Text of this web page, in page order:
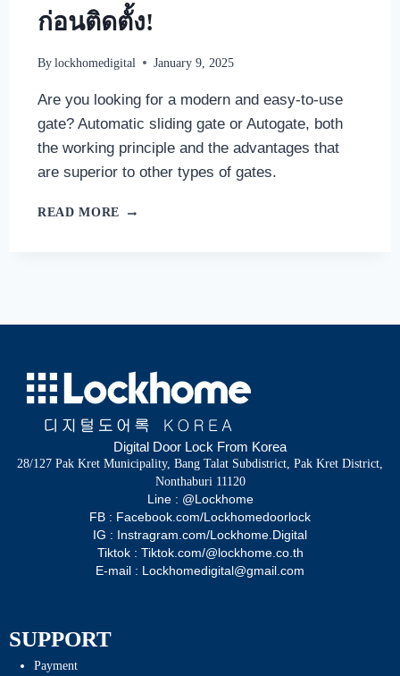
ก่อนติดตั้ง!
By lockhomedigital January 9, 2025
Are you looking for a modern and easy-to-use
gate? Automatic sliding gate or Autogate, both
the working principle and the advantages that
are superior to other types of gates.
READ MORE
Digital Door Lock From Korea
28/127 Pak Kret Municipality, Bang Talat Subdistrict, Pak Kret District,
Nonthaburi 11120
Line : @Lockhome
FB : Facebook.com/Lockhomedoorlock
IG : Instragram.com/Lockhome.Digital
Tiktok : Tiktok.com/@lockhome.co.th
E-mail : Lockhomedigital@gmail.com
SUPPORT
Payment